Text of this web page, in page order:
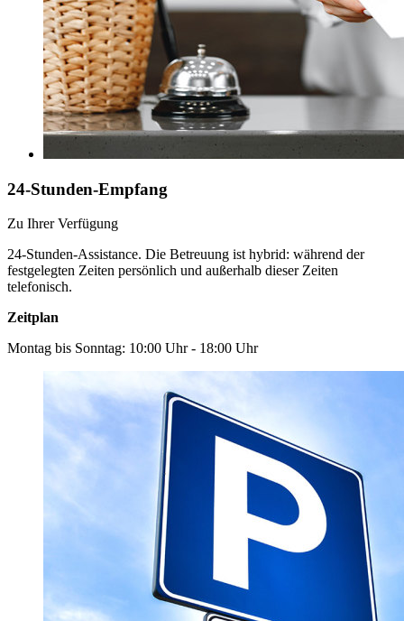
24-Stunden-Empfang
Zu Ihrer Verfügung
24-Stunden-Assistance. Die Betreuung ist hybrid: während der
festgelegten Zeiten persönlich und außerhalb dieser Zeiten
telefonisch.
Zeitplan
Montag bis Sonntag: 10:00 Uhr - 18:00 Uhr